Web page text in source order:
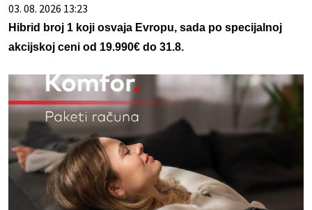
03. 08. 2026 13:23
Hibrid broj 1 koji osvaja Evropu, sada po specijalnoj
akcijskoj ceni od 19.990€ do 31.8.